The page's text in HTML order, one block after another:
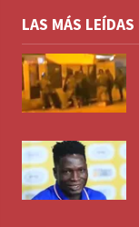
LAS MÁS